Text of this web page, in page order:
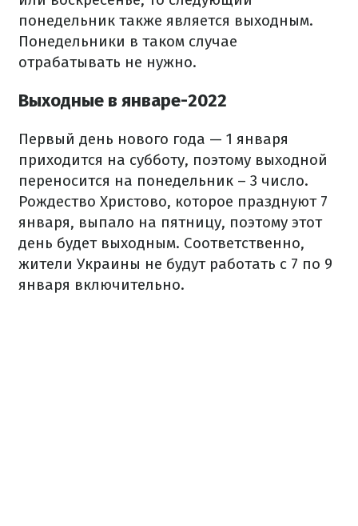
понедельник также является выходным.
Понедельники в таком случае
отрабатывать не нужно.
Выходные в январе-2022
Первый день нового года — 1 января
приходится на субботу, поэтому выходной
переносится на понедельник – 3 число.
Рождество Христово, которое празднуют 7
января, выпало на пятницу, поэтому этот
день будет выходным. Соответственно,
жители Украины не будут работать с 7 по 9
января включительно.